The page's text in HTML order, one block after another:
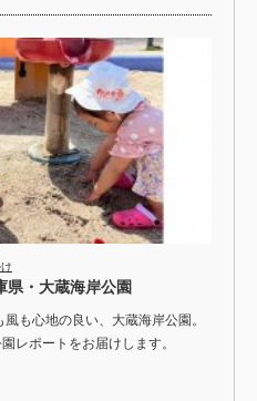
県・大蔵海岸公園
も心地の良い、大蔵海岸公園。
園レポートをお届けします。